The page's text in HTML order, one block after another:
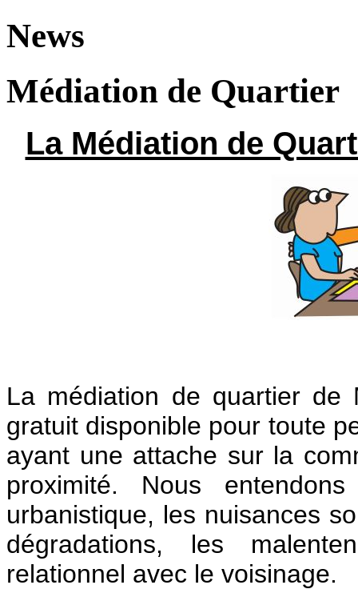
News
Médiation de Quartier
La Médiation de
La médiation de quartier de
gratuit disponible pour toute
ayant une attache sur la
proximité. Nous
urbanistique, les nuisances
dégradations, les
relationnel avec le voisinage.